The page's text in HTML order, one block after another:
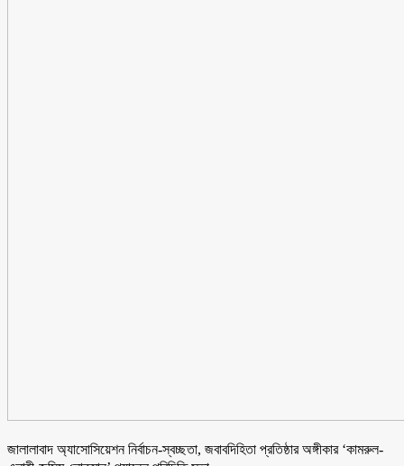
জালালাবাদ অ্যাসোসিয়েশন নির্বাচন-স্বচ্ছতা, জবাবদিহিতা প্রতিষ্ঠার অঙ্গীকার ‘কামরুল-